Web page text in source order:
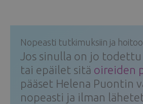
Nopeasti tutkimuksiin ja
Jos sinulla on jo
tai epäilet sitä oireiden
pääset Helena Puontin
nopeasti ja ilman